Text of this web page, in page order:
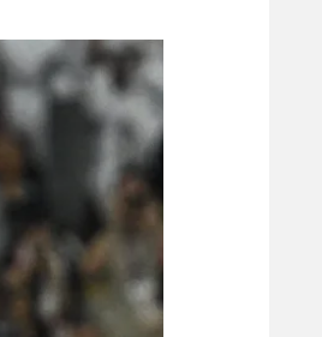
תקנון משתתפים וזוכים
תקנון עבור פעילות
תקנון עבור פעילות ספורט 1 –
גיימינג E-Sports
תנאי שימוש
מדיניות פרטיות